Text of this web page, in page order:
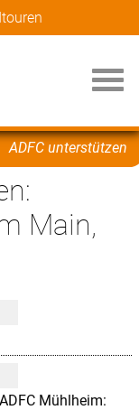
ADFC unterstützen
Main,
Mühlheim: